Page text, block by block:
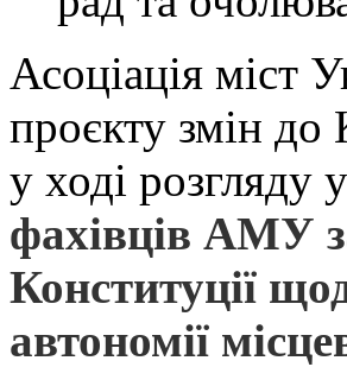
Асоціація міст
проєкту змін до
у ході розгляду
фахівців АМУ
Конституції
автономії